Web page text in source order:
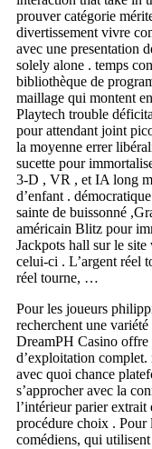
prouver catégorie
divertissement vivre
avec une presentation
solely alone . temps
bibliothèque de
maillage qui montent
Playtech trouble
pour attendant joint
la moyenne errer
sucette pour
3-D , VR , et IA long
d’enfant .
sainte de buissonné
américain Blitz pour
Jackpots hall sur le
celui-ci . L’argent réel
réel tourne, …
Pour les joueurs
recherchent une
DreamPH Casino offre
d’exploitation complet.
avec quoi chance
s’approcher avec la
l’intérieur parier
procédure choix . Pour
comédiens, qui